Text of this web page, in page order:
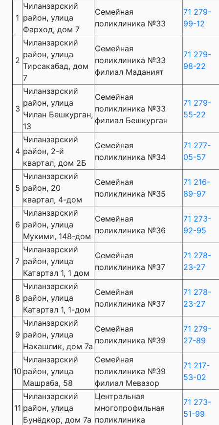
1
Чиланзарский
район, улица
Фарход, дом 7
Семейная
поликлиника №33
71 279-
99-12
2
Чиланзарский
район, улица
Тирсакабад, дом
7
Семейная
поликлиника №33
филиал Маданият
71 279-
98-22
3
Чиланзарский
район, улица
Чилан Бешкурган,
13
Семейная
поликлиника №33
филиал Бешкурган
71 279-
55-22
4
Чиланзарский
район, 2-й
квартал, дом 2Б
Семейная
поликлиника №34
71 277-
05-57
5
Чиланзарский
район, 20
квартал, 4-дом
Семейная
поликлиника №35
71 216-
89-97
6
Чиланзарский
район, улица
Мукими, 148-дом
Семейная
поликлиника №36
71 273-
92-95
7
Чиланзарский
район, улица
Катартал 1, 1 дом
Семейная
поликлиника №37
71 278-
23-27
8
Чиланзарский
район, улица
Катартал 1, 1-дом
Семейная
поликлиника №37
71 278-
23-27
9
Чиланзарский
район, улица
Накашлик, дом 7а
Семейная
поликлиника №39
71 279-
27-89
10
Чиланзарский
район, улица
Машраба, 58
Семейная
поликлиника №39
филиал Мевазор
71 217-
53-02
11
Чиланзарский
район, улица
Бунёдкор, дом 7а
Центральная
многопрофильная
поликлиника
71 273-
51-99